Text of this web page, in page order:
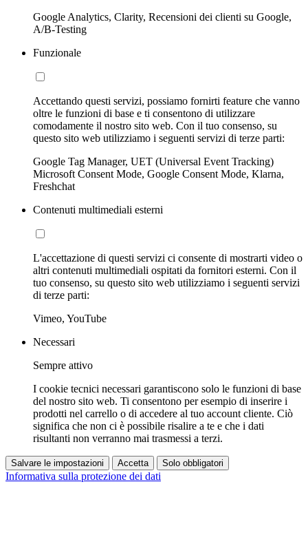
Google Analytics, Clarity, Recensioni dei clienti su Google,
A/B-Testing
Funzionale
Accettando questi servizi, possiamo fornirti feature che vanno
oltre le funzioni di base e ti consentono di utilizzare
comodamente il nostro sito web. Con il tuo consenso, su
questo sito web utilizziamo i seguenti servizi di terze parti:
Google Tag Manager, UET (Universal Event Tracking)
Microsoft Consent Mode, Google Consent Mode, Klarna,
Freshchat
Contenuti multimediali esterni
L'accettazione di questi servizi ci consente di mostrarti video o
altri contenuti multimediali ospitati da fornitori esterni. Con il
tuo consenso, su questo sito web utilizziamo i seguenti servizi
di terze parti:
Vimeo, YouTube
Necessari
Sempre attivo
I cookie tecnici necessari garantiscono solo le funzioni di base
del nostro sito web. Ti consentono per esempio di inserire i
prodotti nel carrello o di accedere al tuo account cliente. Ciò
significa che non ci è possibile risalire a te e che i dati
risultanti non verranno mai trasmessi a terzi.
Salvare le impostazioni Accetta Solo obbligatori
Informativa sulla protezione dei dati